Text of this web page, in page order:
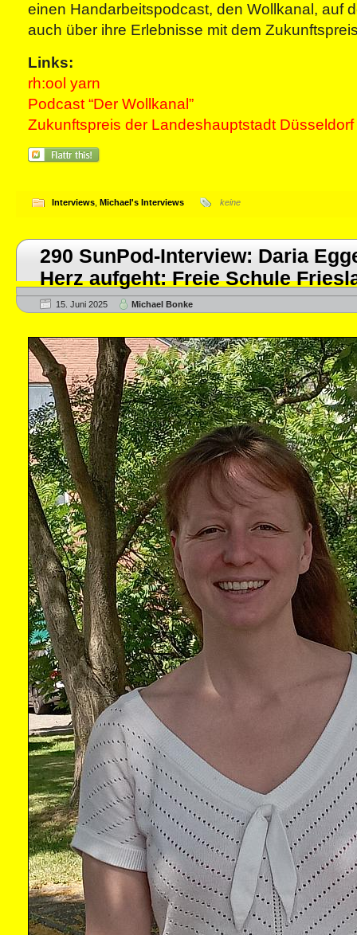
einen Handarbeitspodcast, den Wollkanal, auf
auch über ihre Erlebnisse mit dem
Links:
rh:ool yarn
Podcast “Der Wollkanal”
Zukunftspreis der Landeshauptstadt Düsseldorf
Interviews Michael's Interviews keine
290 SunPod-Interview: Daria
Herz aufgeht: Freie Schule
15. Juni 2025 Michael Bonke